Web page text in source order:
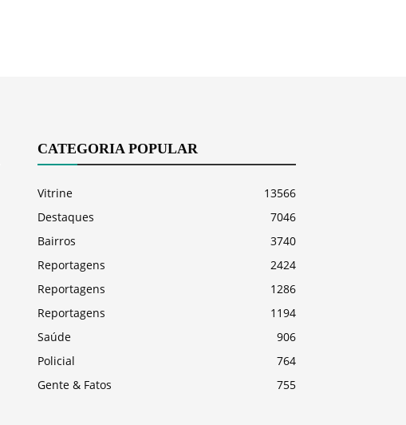
CATEGORIA POPULAR
Vitrine
13566
Destaques
7046
Bairros
3740
Reportagens
2424
Reportagens
1286
Reportagens
1194
Saúde
906
Policial
764
Gente & Fatos
755